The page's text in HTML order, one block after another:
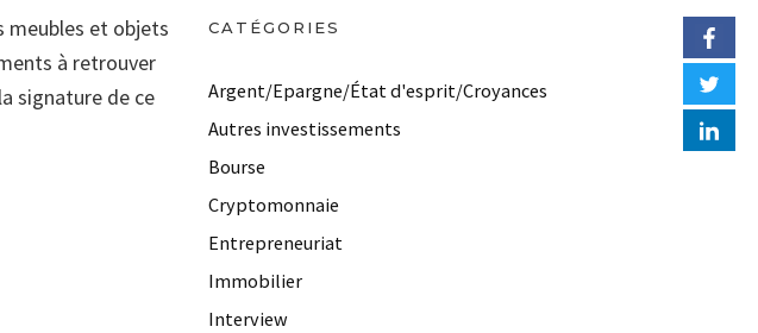
et objets
à retrouver
signature de ce
CATÉGORIES
Argent/Epargne/État d'esprit/Croyances
Autres investissements
Bourse
Cryptomonnaie
Entrepreneuriat
Immobilier
Interview